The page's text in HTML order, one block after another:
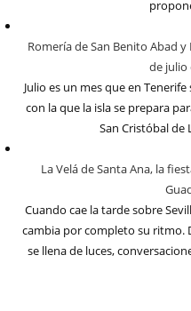
Romería de San Benito Abad
de julio
Julio es un mes que en
con la que la isla se prepara
San Cristóbal de
La Velá de Santa Ana, la
Cuando cae la tarde sobre
cambia por completo su ritmo.
se llena de luces,